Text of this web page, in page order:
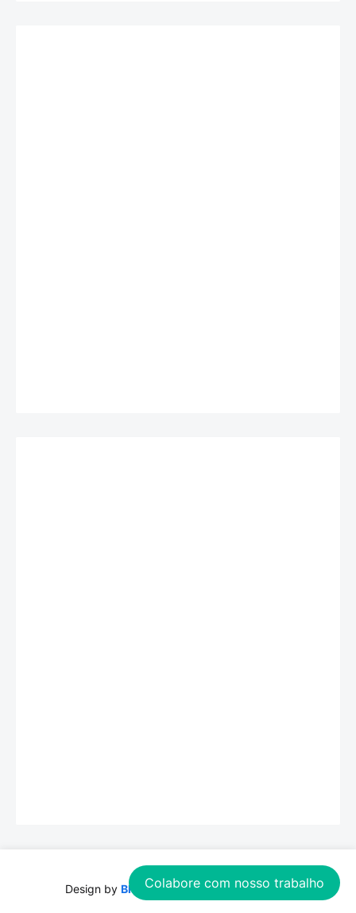
Colabore com nosso trabalho
Design by Blogspot| Distributed byTheme